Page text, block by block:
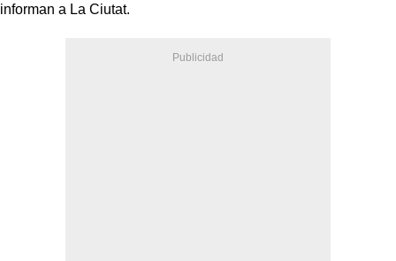
informan a La Ciutat.